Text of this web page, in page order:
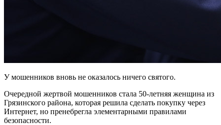
У мошенников вновь не оказалось ничего святого.
Очередной жертвой мошенников стала 50-летняя женщина из
Грязинского района, которая решила сделать покупку через
Интернет, но пренебрегла элементарными правилами
безопасности.